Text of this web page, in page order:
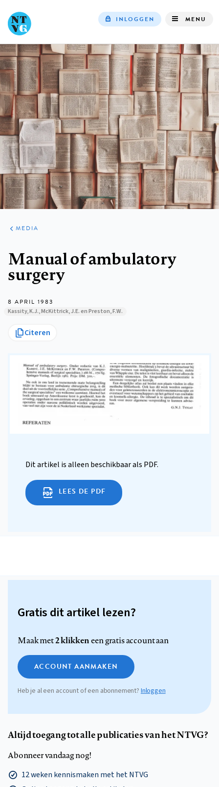
navigation
INLOGGEN MENU
ARTIKELEN
VARIA
MEDIA
Manual of ambulatory
surgery
8 APRIL 1983
Kassity, K.J., McKittrick, J.E. en Preston, F.W.
Citeren
Dit artikel is alleen beschikbaar als PDF.
LEES DE PDF
Gratis dit artikel lezen?
Maak met2 klikkeneen gratis account aan
ACCOUNT AANMAKEN
Heb je al een account of een abonnement? Inloggen
Altijd toegang tot alle publicaties van het NTVG?
Abonneer vandaag nog!
12 weken kennismaken met het NTVG